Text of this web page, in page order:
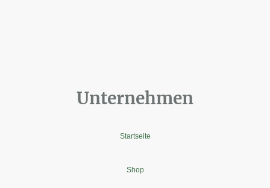
Unternehmen
Startseite
Shop